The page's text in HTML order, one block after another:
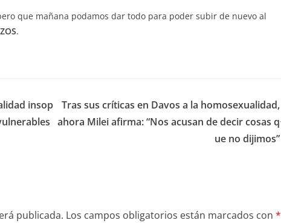
que mañana podamos dar todo para poder subir de nuevo al
.
insop
Tras sus críticas en Davos a la homosexualidad,
ahora Milei afirma: “Nos acusan de decir cosas q
ue no dijimos”
publicada. Los campos obligatorios están marcados con *